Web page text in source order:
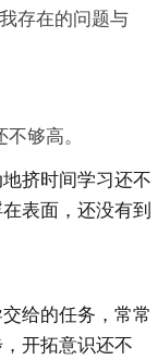
存在的问题与
够高。
挤时间学习还不
表面，还没有到
给的任务，常常
开拓意识还不